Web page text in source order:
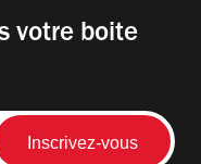
votre boite